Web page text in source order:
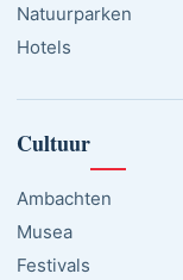
Natuurparken
Hotels
Cultuur
Ambachten
Musea
Festivals